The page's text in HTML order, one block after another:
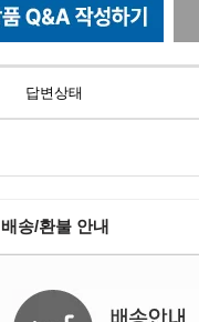
답변상태
배송/환불 안내